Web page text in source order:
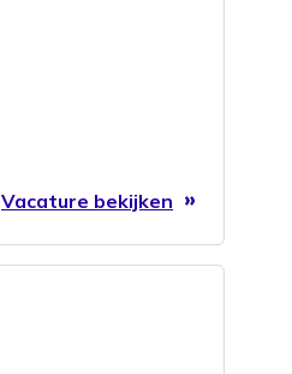
Vacature bekijken